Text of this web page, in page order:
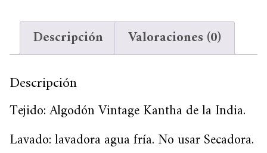
Descripción Valoraciones (0)
Descripción
Tejido: Algodón Vintage Kantha de la India.
Lavado: lavadora agua fría. No usar Secadora.